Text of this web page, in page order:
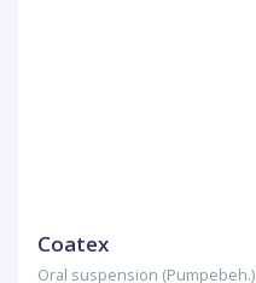
Coatex
Oral suspension (Pumpebeh.)